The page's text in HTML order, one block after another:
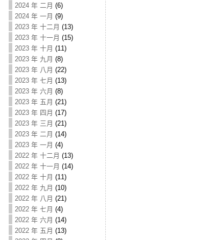
2024 年 二月 (6)
2024 年 一月 (9)
2023 年 十二月 (13)
2023 年 十一月 (15)
2023 年 十月 (11)
2023 年 九月 (8)
2023 年 八月 (22)
2023 年 七月 (13)
2023 年 六月 (8)
2023 年 五月 (21)
2023 年 四月 (17)
2023 年 三月 (21)
2023 年 二月 (14)
2023 年 一月 (4)
2022 年 十二月 (13)
2022 年 十一月 (14)
2022 年 十月 (11)
2022 年 九月 (10)
2022 年 八月 (21)
2022 年 七月 (4)
2022 年 六月 (14)
2022 年 五月 (13)